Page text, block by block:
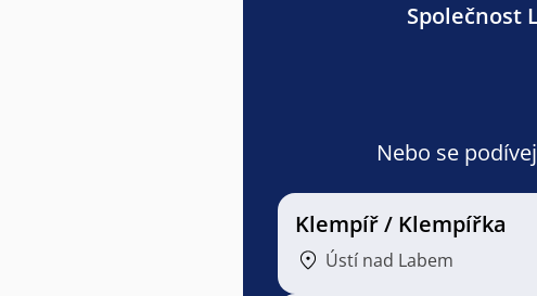
Společnost
Nebo se
Klempíř / Klempířka
Ústí nad Labem